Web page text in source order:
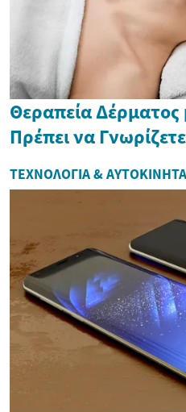
Θεραπεία
Πρέπει να Γνωρίζετε
ΤΕΧΝΟΛΟΓΊΑ & ΑΥΤΟΚΊΝΗΤΑ